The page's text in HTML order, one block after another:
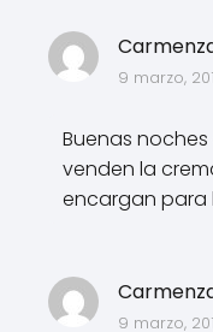
9 marzo,
Buenas
venden la
encargan para
9 marzo,